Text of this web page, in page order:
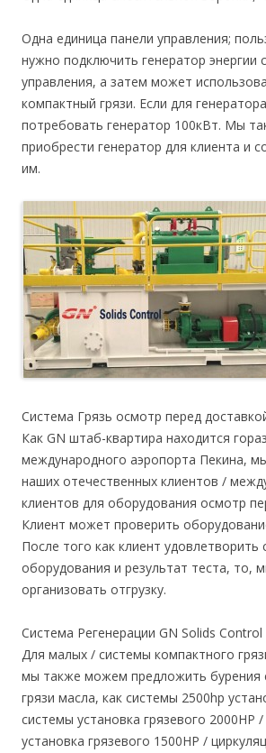
Одна единица панели управления;
нужно подключить генератор энергии
управления, а затем может
компактный грязи. Если для
потребовать генератор 100кВт. Мы
приобрести генератор для клиента и
им.
Система Грязь осмотр перед
Как GN штаб-квартира находится
международного аэропорта Пекина,
наших отечественных клиентов /
клиентов для оборудования осмотр
Клиент может проверить
После того как клиент удовлетворить
оборудования и результат теста, то,
организовать отгрузку.
Система Регенерации GN Solids Control
Для малых / системы компактного
мы также можем предложить бурения
грязи масла, как системы 2500hp
системы установка грязевого 2000HP
установка грязевого 1500HP /